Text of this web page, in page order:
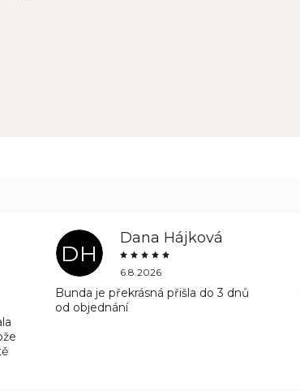
DH
Dana Hájková
6.8.2026
Bunda je překrásná přišla do 3 dnů
od objednání